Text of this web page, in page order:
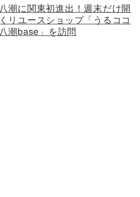
八潮に関東初進出！週末だけ開
くリユースショップ「うるココ
八潮base」を訪問